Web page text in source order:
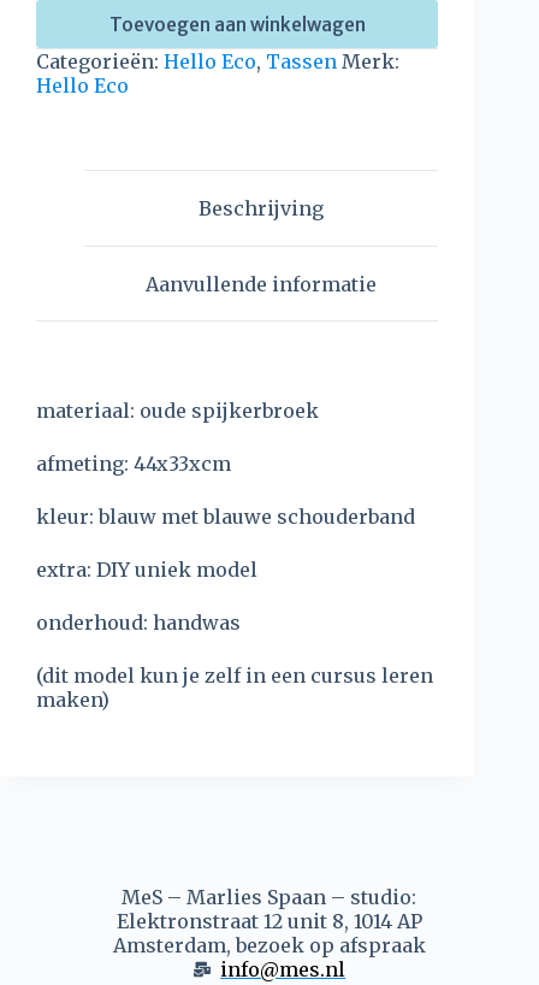
Toevoegen aan winkelwagen
Categorieën: Hello Eco, Tassen Merk:
Hello Eco
Beschrijving
Aanvullende informatie
materiaal: oude spijkerbroek
afmeting: 44x33xcm
kleur: blauw met blauwe schouderband
extra: DIY uniek model
onderhoud: handwas
(dit model kun je zelf in een cursus leren
maken)
MeS – Marlies Spaan – studio:
Elektronstraat 12 unit 8, 1014 AP
Amsterdam, bezoek op afspraak
info@mes.nl